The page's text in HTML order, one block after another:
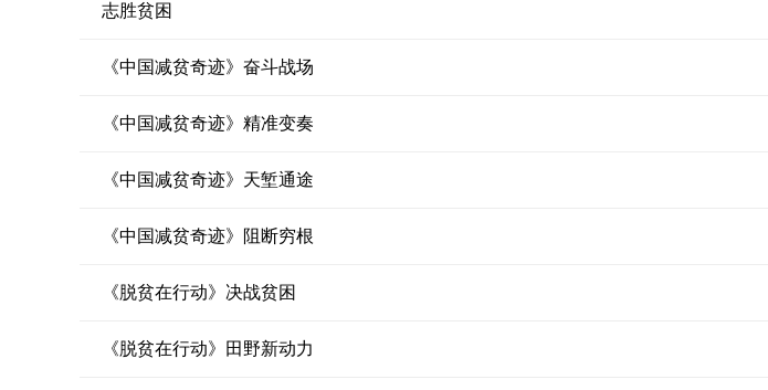
志胜贫困
《中国减贫奇迹》奋斗战场
《中国减贫奇迹》精准变奏
《中国减贫奇迹》天堑通途
《中国减贫奇迹》阻断穷根
《脱贫在行动》决战贫困
《脱贫在行动》田野新动力